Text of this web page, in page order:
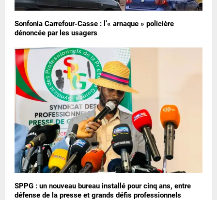
Sonfonia Carrefour-Casse : l’« arnaque » policière
dénoncée par les usagers
SPPG : un nouveau bureau installé pour cinq ans, entre
défense de la presse et grands défis professionnels